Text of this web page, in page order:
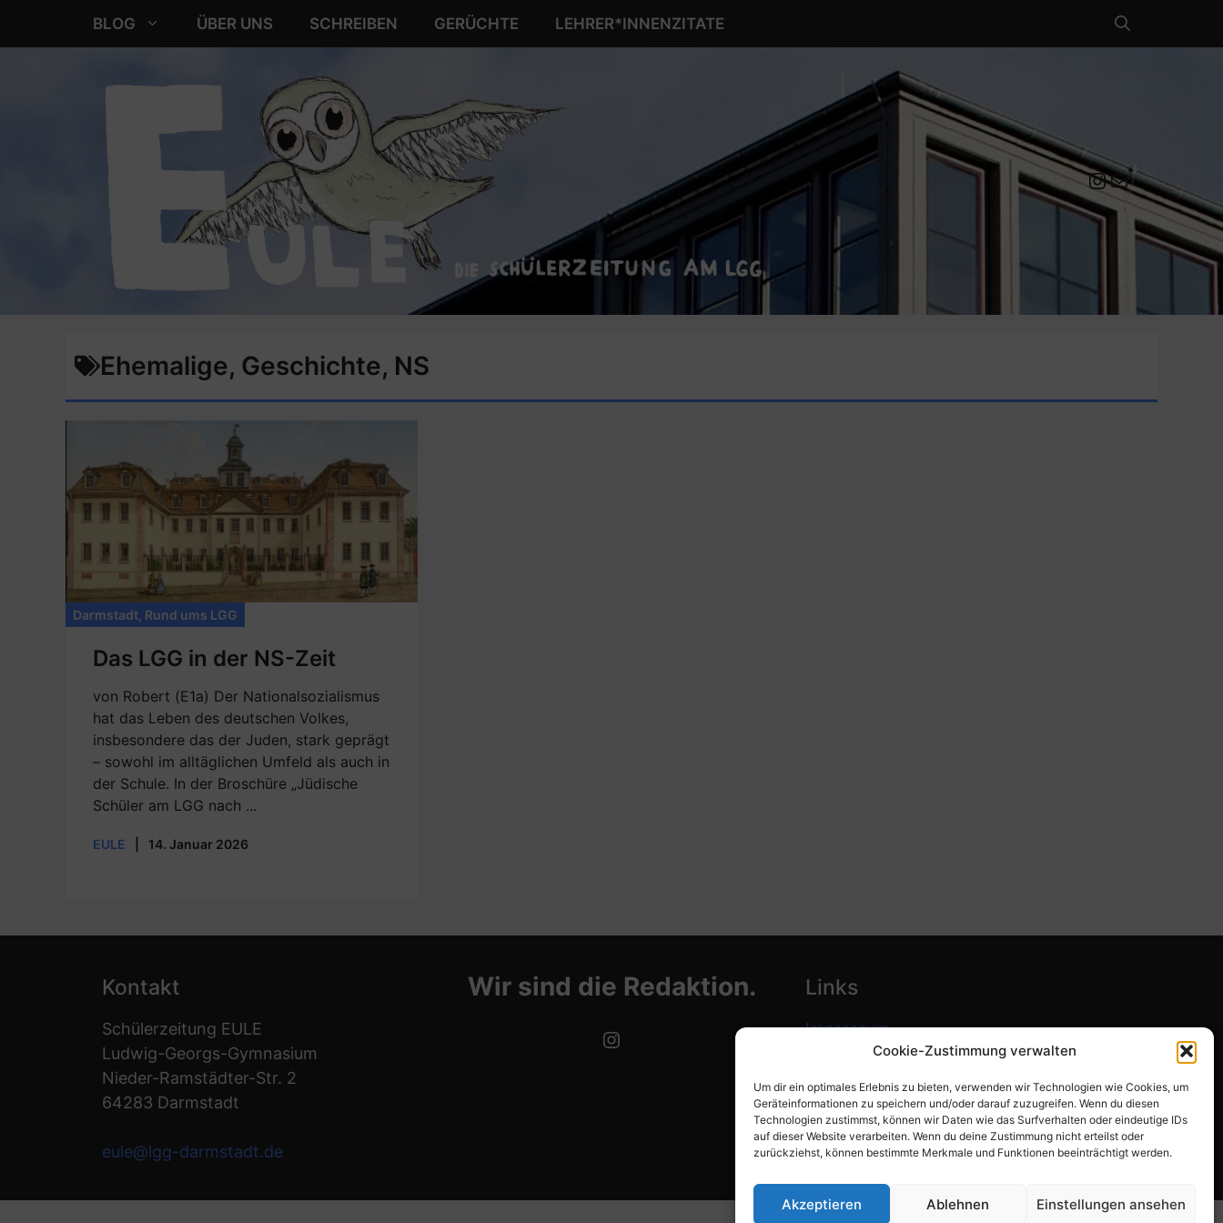
Cookie-Zustimmung verwalten
Um dir ein optimales Erlebnis zu bieten, verwenden wir Technologien wie Cookies, um
Geräteinformationen zu speichern und/oder darauf zuzugreifen. Wenn du diesen
Technologien zustimmst, können wir Daten wie das Surfverhalten oder eindeutige IDs
auf dieser Website verarbeiten. Wenn du deine Zustimmung nicht erteilst oder
zurückziehst, können bestimmte Merkmale und Funktionen beeinträchtigt werden.
Akzeptieren Ablehnen Einstellungen ansehen
BLOG ÜBER UNS SCHREIBEN GERÜCHTE LEHRER*INNENZITATE
Instagram
Mail an die EULE Redaktion
Ehemalige, Geschichte, NS
Darmstadt Rund ums LGG
Das LGG in der NS-Zeit
von Robert (E1a) Der Nationalsozialismus
hat das Leben des deutschen Volkes,
insbesondere das der Juden, stark geprägt
– sowohl im alltäglichen Umfeld als auch in
der Schule. In der Broschüre „Jüdische
Schüler am LGG nach ...
EULE 14. Januar 2026
Kontakt
Schülerzeitung EULE
Ludwig-Georgs-Gymnasium
Nieder-Ramstädter-Str. 2
64283 Darmstadt
eule@lgg-darmstadt.de
Wir sind die Redaktion.
Instagram
Links
Impressum
Datenschutzerklärung
Cookie-Richtlinie (EU)